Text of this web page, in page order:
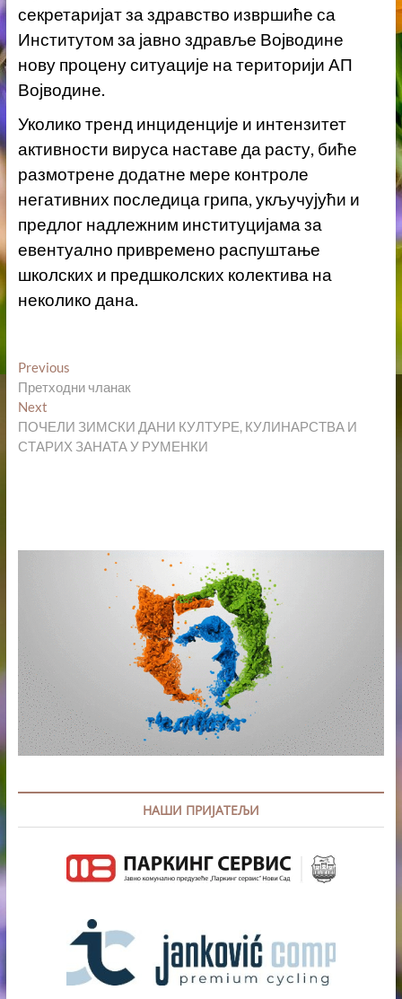
секретаријат за здравство извршиће са
Институтом за јавно здравље Војводине
нову процену ситуације на територији АП
Војводине.
Уколико тренд инциденције и интензитет
активности вируса наставе да расту, биће
размотрене додатне мере контроле
негативних последица грипа, укључујући и
предлог надлежним институцијама за
евентуално привремено распуштање
школских и предшколских колектива на
неколико дана.
Кретање
чланка
PreviousPrevious
post:
Претходни чланак
NextNext
post:
ПОЧЕЛИ ЗИМСКИ ДАНИ КУЛТУРЕ, КУЛИНАРСТВА И
СТАРИХ ЗАНАТА У РУМЕНКИ
НАШИ ПРИЈАТЕЉИ